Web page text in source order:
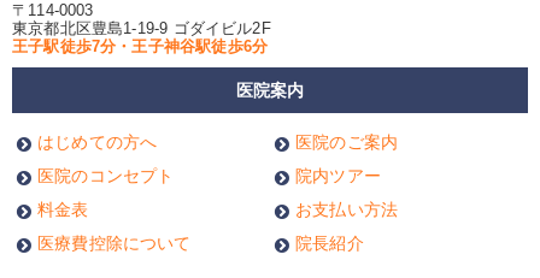
〒114-0003
東京都北区豊島1-19-9 ゴダイビル2F
王子駅徒歩7分・王子神谷駅徒歩6分
医院案内
はじめての方へ
医院のご案内
医院のコンセプト
院内ツアー
料金表
お支払い方法
医療費控除について
院長紹介